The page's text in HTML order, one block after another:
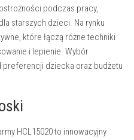
podczas pracy,
starszych dzieci. Na rynku
które łączą różne techniki
i lepienie. Wybór
dziecka oraz budżetu
HCL15020to innowacyjny